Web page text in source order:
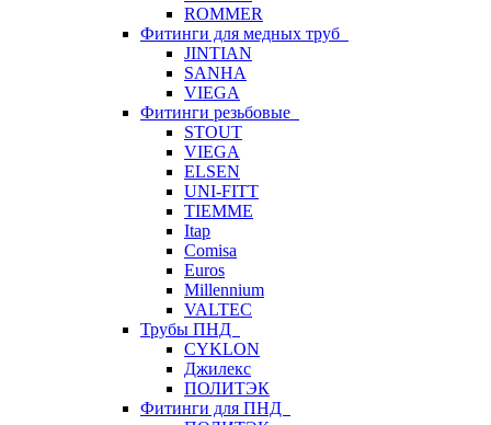
ROMMER
Фитинги для медных труб
JINTIAN
SANHA
VIEGA
Фитинги резьбовые
STOUT
VIEGA
ELSEN
UNI-FITT
TIEMME
Itap
Comisa
Euros
Millennium
VALTEC
Трубы ПНД
CYKLON
Джилекс
ПОЛИТЭК
Фитинги для ПНД